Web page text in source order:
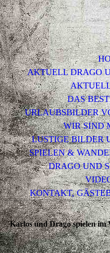
AKTUELL DRAGO
DAS
URLAUBSBILDER
WIR SIND
LUSTIGE BILDER
SPIELEN &
DRAGO UND
KONTAKT,
Karlos und Drago spielen im